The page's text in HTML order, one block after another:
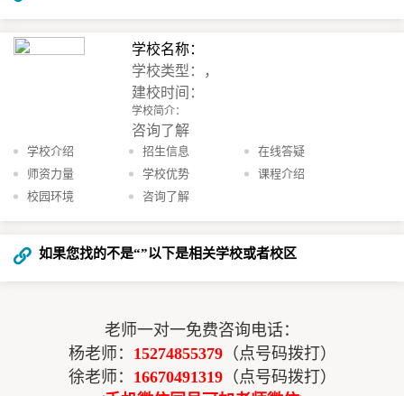
学校名称：
学校类型：，
建校时间：
学校简介：
咨询了解
学校介绍 招生信息
在线答疑
师资力量
学校优势
课程介绍
校园环境
咨询了解
如果您找的不是“”以下是相关学校或者校区
老师一对一免费咨询电话：
杨老师： 15274855379（点号码拨打）
徐老师： 16670491319（点号码拨打）